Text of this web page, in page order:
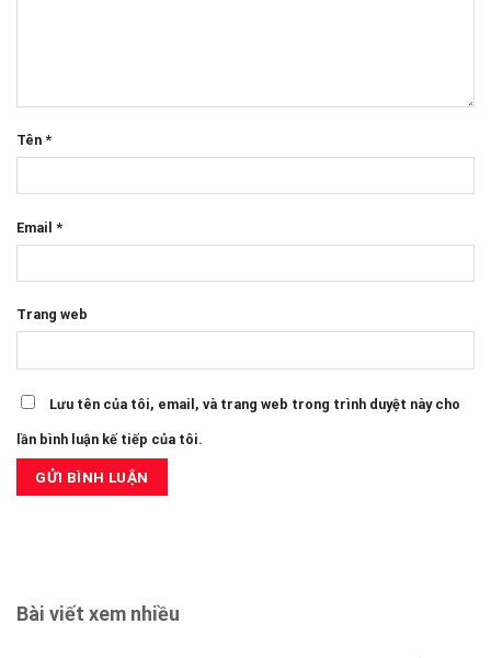
Tên *
Email *
Trang web
Lưu tên của tôi, email, và trang web trong trình duyệt này cho
lần bình luận kế tiếp của tôi.
Bài viết xem nhiều